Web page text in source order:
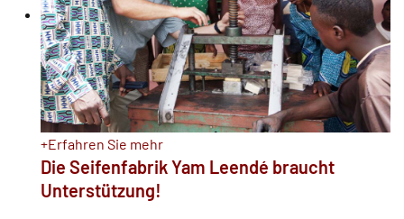
+Erfahren Sie mehr
Die Seifenfabrik Yam Leendé braucht
Unterstützung!